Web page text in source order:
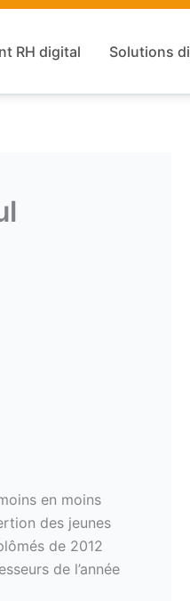
RH digital Solutions
en moins
des jeunes
de 2012
de l’année